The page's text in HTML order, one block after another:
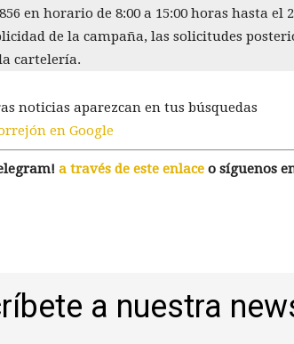
en horario de 8:00 a 15:00 horas hasta
de la campaña, las solicitudes
cartelería.
noticias aparezcan en tus búsquedas
en Google
a través de este enlace o síguenos
a nuestra